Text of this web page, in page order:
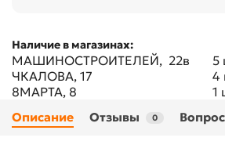
Наличие в магазинах:
МАШИНОСТРОИТЕЛЕЙ, 22в
5
ЧКАЛОВА, 17
4
8МАРТА, 8
1
Описание Отзывы 0